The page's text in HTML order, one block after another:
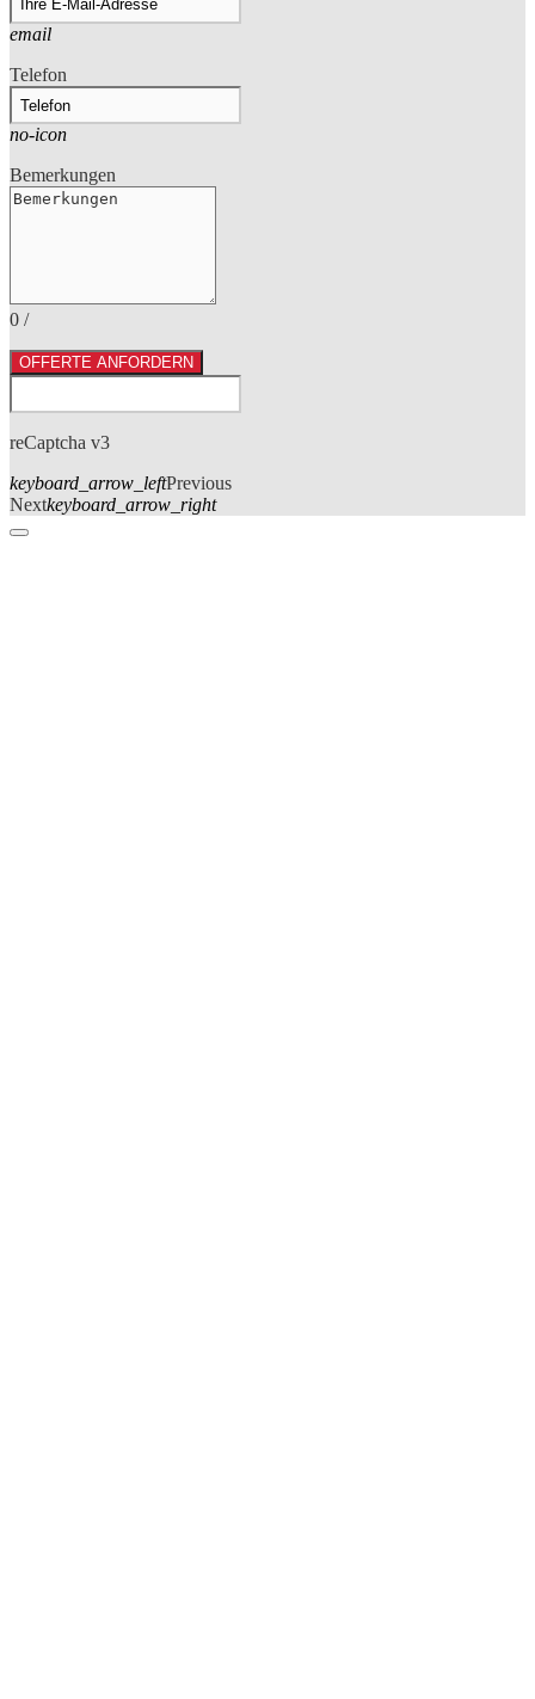
email
Telefon
no-icon
Bemerkungen
0 /
OFFERTE ANFORDERN
reCaptcha v3
keyboard_arrow_leftPrevious
Nextkeyboard_arrow_right